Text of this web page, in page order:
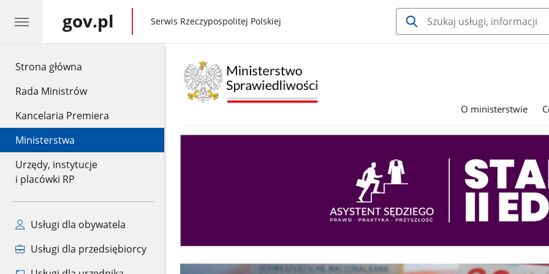
Strona główna
Rada Ministrów
Kancelaria Premiera
Ministerstwa
Urzędy, instytucje
i placówki RP
Usługi dla obywatela
Usługi dla przedsiębiorcy
gov.pl gov.pl
Serwis Rzeczypospolitej Polskiej
O ministerstwie